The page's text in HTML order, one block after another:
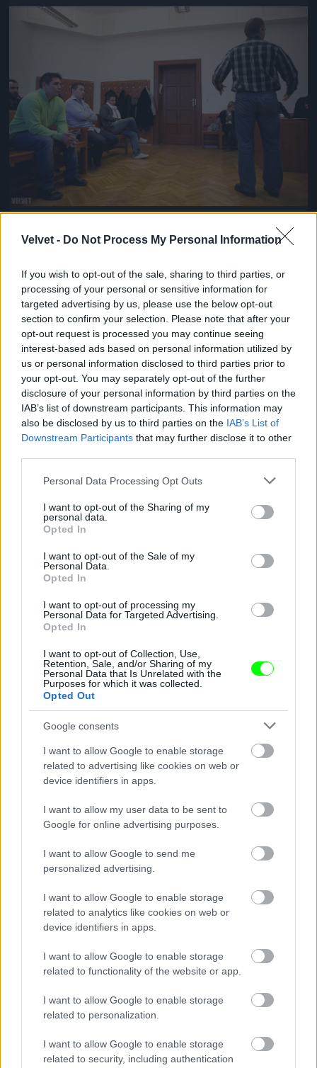
Velvet - Do Not Process My Personal Information
If you wish to opt-out of the sale, sharing to third parties, or
processing of your personal or sensitive information for
targeted advertising by us, please use the below opt-out
section to confirm your selection. Please note that after your
opt-out request is processed you may continue seeing
interest-based ads based on personal information utilized by
us or personal information disclosed to third parties prior to
your opt-out. You may separately opt-out of the further
disclosure of your personal information by third parties on the
IAB’s list of downstream participants. This information may
also be disclosed by us to third parties on the IAB’s List of
Downstream Participants that may further disclose it to other
Please note that this website/app uses one or more Google
not limited to your visit or usage behaviour. You may click to
grant or deny consent to Google and its third-party tags to
use your data for below specified purposes in below Google
consent section.
Personal Data Processing Opt Outs
I want to opt-out of the Sharing of my
personal data.
Opted In
I want to opt-out of the Sale of my
Personal Data.
Opted In
I want to opt-out of processing my
Personal Data for Targeted Advertising.
Opted In
I want to opt-out of Collection, Use,
Retention, Sale, and/or Sharing of my
Personal Data that Is Unrelated with the
Purposes for which it was collected.
Opted Out
Google consents
I want to allow Google to enable storage
related to advertising like cookies on web or
device identifiers in apps.
I want to allow my user data to be sent to
Google for online advertising purposes.
I want to allow Google to send me
personalized advertising.
I want to allow Google to enable storage
related to analytics like cookies on web or
device identifiers in apps.
I want to allow Google to enable storage
related to functionality of the website or app.
I want to allow Google to enable storage
related to personalization.
I want to allow Google to enable storage
related to security, including authentication
Fotó: / Velvet #8
Jön még kép!
A tanú hazudik!
Fotó: Szécsi István / Velvet
Jön még kép!
Fotó: Szécsi István / Velvet
Jön még kép!